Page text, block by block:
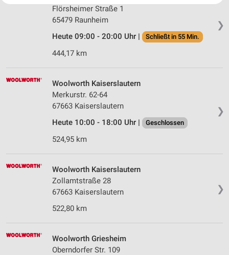
❯
Flörsheimer Straße 1
65479 Raunheim
Heute 09:00 - 20:00 Uhr |
Schließt in 55 Min.
444,17 km
❯
Woolworth Kaiserslautern
Merkurstr. 62-64
67663 Kaiserslautern
Heute 10:00 - 18:00 Uhr |
Geschlossen
524,95 km
❯
Woolworth Kaiserslautern
Zollamtstraße 28
67663 Kaiserslautern
522,80 km
Woolworth Griesheim
Oberndorfer Str. 109
Website/App.
Partnerliste anzeigen (1 IAB-Anbieter)
Wir nutzen Ihre Daten für folgende Zwecke:
Verwendung reduzierter Daten zur Auswahl von
Werbeanzeigen
Erstellung von Profilen für personalisierte
Erstellung von Profilen zur Personalisierung
von Inhalten
Verwendung von Profilen zur Auswahl
Messung der Werbeleistung